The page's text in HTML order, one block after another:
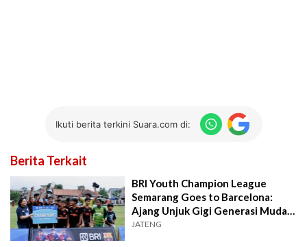
Ikuti berita terkini Suara.com di:
Berita Terkait
BRI Youth Champion League
Semarang Goes to Barcelona:
Ajang Unjuk Gigi Generasi Muda
Menuju Dunia
JATENG